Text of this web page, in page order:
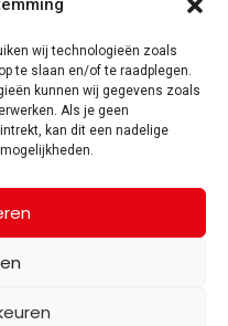
wij technologieën zoals
te slaan en/of te raadplegen.
kunnen wij gegevens zoals
Als je geen
kan dit een nadelige
COOKIE POLICY